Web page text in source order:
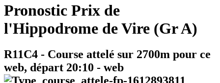
Pronostic Prix de
l'Hippodrome de Vire (Gr A)
R11C4 - Course attelé sur 2700m pour ce
web, départ 20:10 - web